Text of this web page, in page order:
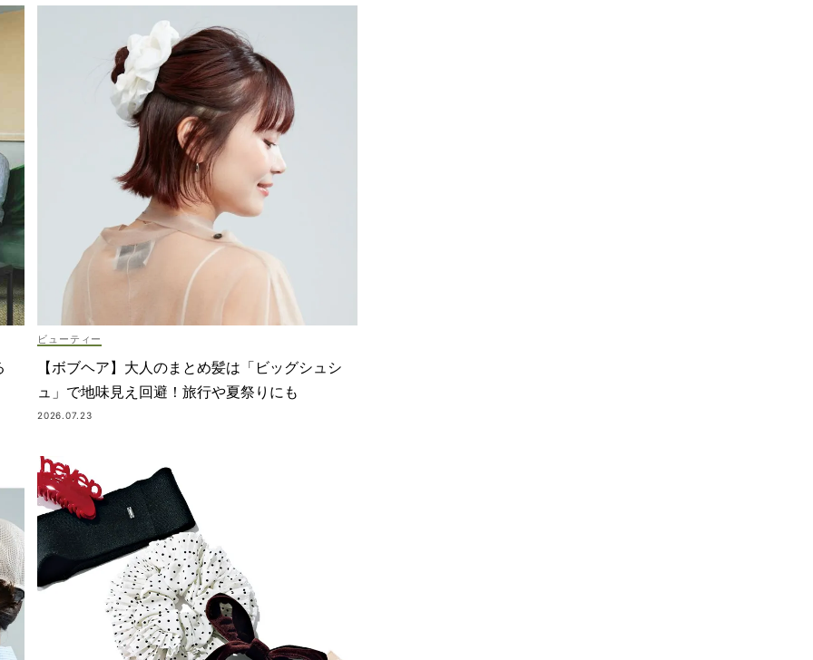
ビューティー
【ボブヘア】大人のまとめ髪は「ビッグシュシ
ュ」で地味見え回避！旅行や夏祭りにも
2026.07.23